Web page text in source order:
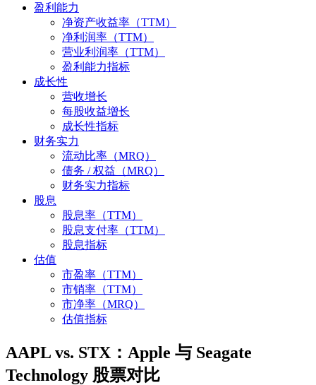
盈利能力
净资产收益率（TTM）
净利润率（TTM）
营业利润率（TTM）
盈利能力指标
成长性
营收增长
每股收益增长
成长性指标
财务实力
流动比率（MRQ）
债务 / 权益（MRQ）
财务实力指标
股息
股息率（TTM）
股息支付率（TTM）
股息指标
估值
市盈率（TTM）
市销率（TTM）
市净率（MRQ）
估值指标
AAPL vs. STX：Apple 与 Seagate
Technology 股票对比